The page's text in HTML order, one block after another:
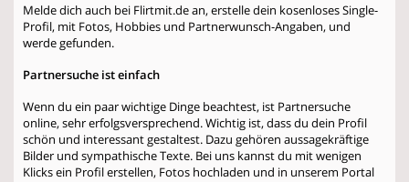
Melde dich auch bei Flirtmit.de an, erstelle dein kosenloses Single-
Profil, mit Fotos, Hobbies und Partnerwunsch-Angaben, und
werde gefunden.
Partnersuche ist einfach
Wenn du ein paar wichtige Dinge beachtest, ist Partnersuche
online, sehr erfolgsversprechend. Wichtig ist, dass du dein Profil
schön und interessant gestaltest. Dazu gehören aussagekräftige
Bilder und sympathische Texte. Bei uns kannst du mit wenigen
Klicks ein Profil erstellen, Fotos hochladen und in unserem Portal